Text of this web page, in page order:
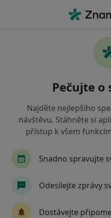
Pečujte o
Najděte nejlepšího
návštěvu. Stáhněte si
přístup k všem
Snadno spravujte
Odesílejte zprávy
Dostávejte
Internista • Žatec,
pojišťovna Žatec
Jak řadíme výsledky
MUDr. Ivana